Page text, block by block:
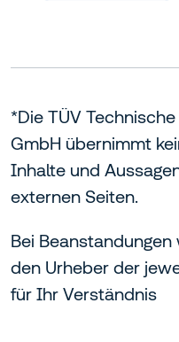
*Die TÜV
GmbH übernimmt
Inhalte und
externen Seiten.
Bei
den Urheber der
für Ihr Verständnis